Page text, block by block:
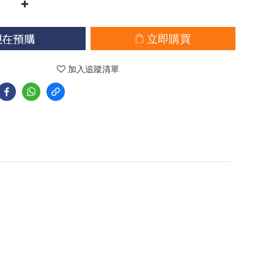
預購 立即購買
加入追蹤清單